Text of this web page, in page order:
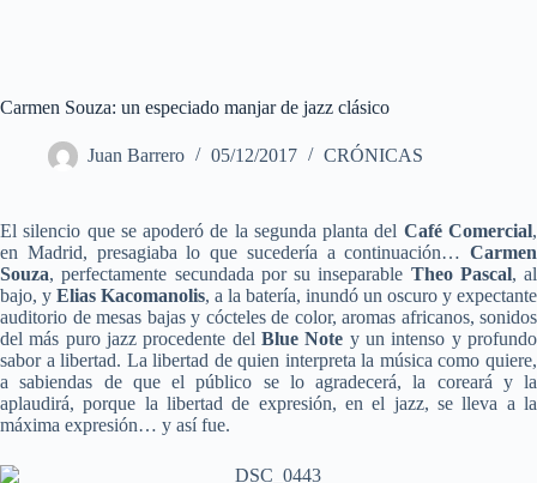
Carmen Souza: un especiado manjar de jazz clásico
Juan Barrero 05/12/2017 CRÓNICAS
El silencio que se apoderó de la segunda planta del Café Comercial,
en Madrid, presagiaba lo que sucedería a continuación… Carmen
Souza, perfectamente secundada por su inseparable Theo Pascal, al
bajo, y Elias Kacomanolis, a la batería, inundó un oscuro y expectante
auditorio de mesas bajas y cócteles de color, aromas africanos, sonidos
del más puro jazz procedente del Blue Note y un intenso y profundo
sabor a libertad. La libertad de quien interpreta la música como quiere,
a sabiendas de que el público se lo agradecerá, la coreará y la
aplaudirá, porque la libertad de expresión, en el jazz, se lleva a la
máxima expresión… y así fue.